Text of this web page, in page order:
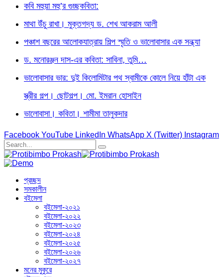
কবি মহুয়া মহু’র গুচ্ছকবিতা:
মাথা উঁচু রাখা। মুক্তগদ্য ড. শেখ আকরাম আলী
পঞ্চাশ বছরের আলোকযাত্রায় শিল্প স্মৃতি ও ভালোবাসার এক সন্ধ্যা
ড. মনোরঞ্জন দাস-এর কবিতা: সাবিনা, তুমি…
ভালোবাসার ভার: দুই কিলোমিটার পথ স্বামীকে কোলে নিয়ে হাঁটা এক
স্ত্রীর গল্প। ছোটগল্প। ‎মো. ইমরান হোসাইন
ভালোবাসা। কবিতা। শামীমা তালুকদার
Facebook YouTube LinkedIn WhatsApp X (Twitter) Instagram
প্রচ্ছদ
সমকালীন
বইমেলা
বইমেলা-২০২১
বইমেলা-২০২২
বইমেলা-২০২৩
বইমেলা-২০২৪
বইমেলা-২০২৫
বইমেলা-২০২৬
বইমেলা-২০২৭
মনের মুকুরে